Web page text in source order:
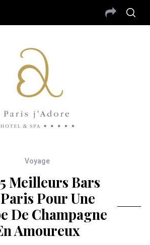
Voyage
Meilleurs Bars
Pour Une
De Champagne
Amoureux